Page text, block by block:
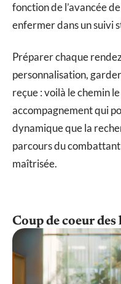
fonction de l’avancée
enfermer dans un suivi
Préparer chaque
personnalisation,
reçue : voilà le chemin
accompagnement qui
dynamique que la
parcours du
maîtrisée.
Coup de coeur des